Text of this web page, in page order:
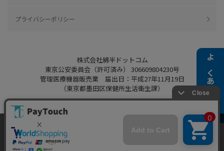
よくある質問
プライバシーポリシー
株式会社綿半ドットコム
東京公安委員会（許可済み） 306609804230号
管理医療機器販売業 届出日：平成27年11月19日
（東京都墨田区保健所生活衛生課）
Copyright 2022
当ウェブサイトでは、お客様により良いサービス
をご提供するため、クッキーを利用しています。
サイト利用を継続することにより、クッキーの使
同意する